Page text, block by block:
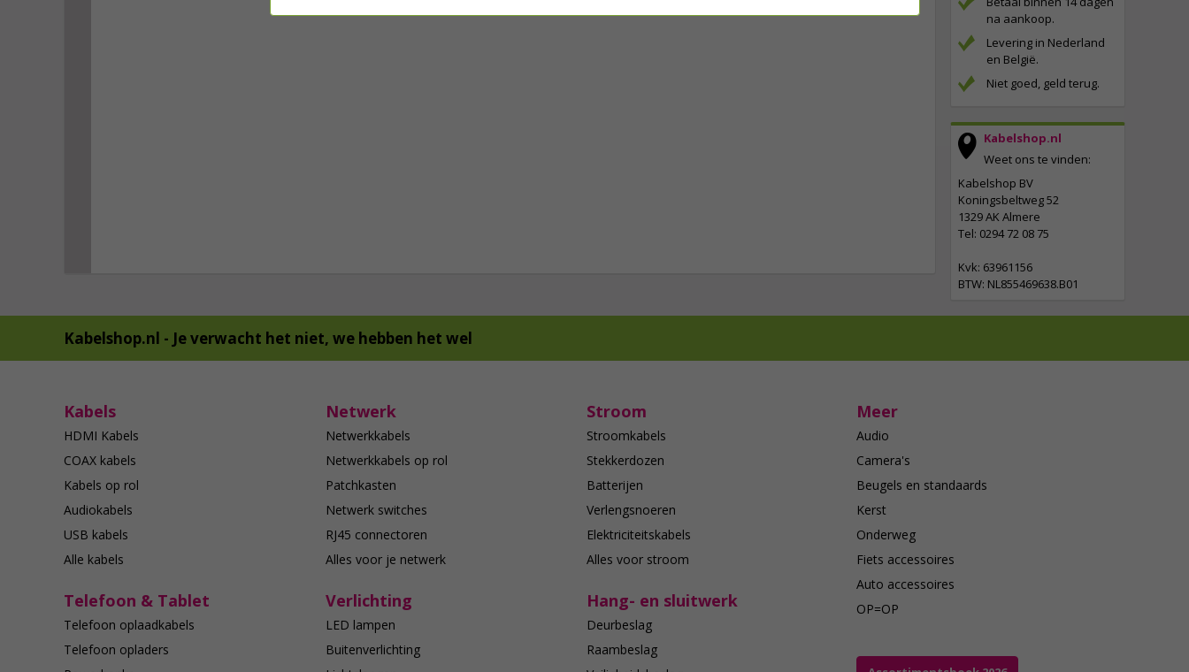
na aankoop.
Levering in Nederland
en België.
Niet goed, geld terug.
Kabelshop.nl
Weet ons te vinden:
Kabelshop BV
Koningsbeltweg 52
1329 AK Almere
Tel: 0294 72 08 75
Kvk: 63961156
BTW: NL855469638.B01
Kabelshop.nl - Je verwacht het niet, we hebben het wel
Kabels
HDMI Kabels
COAX kabels
Kabels op rol
Audiokabels
USB kabels
Alle kabels
Netwerk
Netwerkkabels
Netwerkkabels op rol
Patchkasten
Netwerk switches
RJ45 connectoren
Alles voor je netwerk
Stroom
Stroomkabels
Stekkerdozen
Batterijen
Verlengsnoeren
Elektriciteitskabels
Alles voor stroom
Telefoon & Tablet
Telefoon oplaadkabels
Telefoon opladers
Verlichting
LED lampen
Buitenverlichting
Hang- en sluitwerk
Deurbeslag
Raambeslag
Meer
Audio
Camera's
Beugels en standaards
Kerst
Onderweg
Fiets accessoires
Auto accessoires
OP=OP